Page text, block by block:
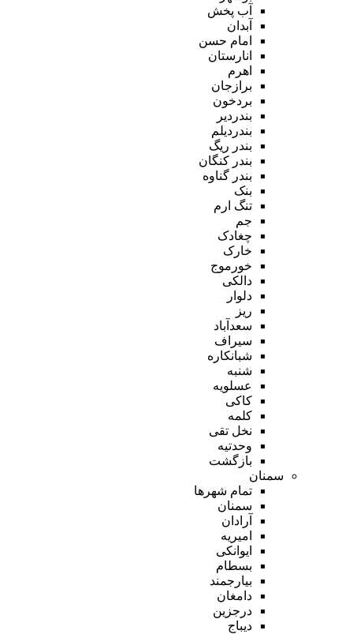
آب پخش
آبدان
امام حسن
انارستان
اهرم
برازجان
بردخون
بندردیر
بندردیلم
بندر ریگ
بندر کنگان
بندر گناوه
بنک
تنگ ارم
جم
چغادک
خارک
خورموج
دالکی
دلوار
ریز
سعدآباد
سیراف
شبانکاره
شنبه
عسلویه
کاکی
کلمه
نخل تقی
وحدتیه
بازگشت
سمنان
تمام شهر‌ها
سمنان
آرادان
امیریه
ایوانکی
بسطام
بیارجمند
دامغان
درجزین
دیباج